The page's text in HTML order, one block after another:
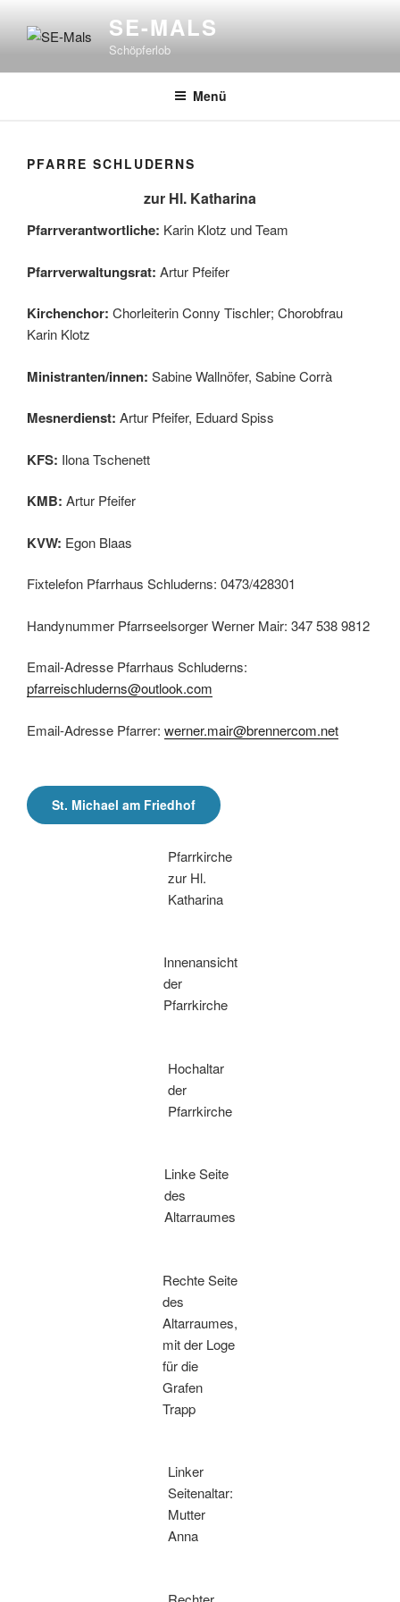
Inhalt
SE-MALS
Schöpferlob
Menü
PFARRE SCHLUDERNS
zur Hl. Katharina
Pfarrverantwortliche: Karin Klotz und Team
Pfarrverwaltungsrat: Artur Pfeifer
Kirchenchor: Chorleiterin Conny Tischler; Chorobfrau
Karin Klotz
Ministranten/innen: Sabine Wallnöfer, Sabine Corrà
Mesnerdienst: Artur Pfeifer, Eduard Spiss
KFS: Ilona Tschenett
KMB: Artur Pfeifer
KVW: Egon Blaas
Fixtelefon Pfarrhaus Schluderns: 0473/428301
Handynummer Pfarrseelsorger Werner Mair: 347 538 9812
Email-Adresse Pfarrhaus Schluderns:
pfarreischluderns@outlook.com
Email-Adresse Pfarrer: werner.mair@brennercom.net
St. Michael am Friedhof
Pfarrkirche
zur Hl.
Katharina
Innenansicht
der
Pfarrkirche
Hochaltar
der
Pfarrkirche
Linke Seite
des
Altarraumes
Rechte Seite
des
Altarraumes,
mit der Loge
für die
Grafen
Trapp
Linker
Seitenaltar:
Mutter
Anna